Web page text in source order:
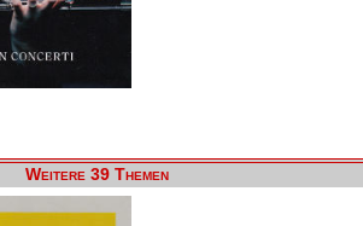
Weitere 39 Themen